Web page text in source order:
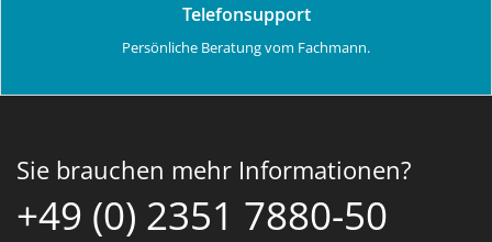
Telefonsupport
Persönliche Beratung vom Fachmann.
Sie brauchen mehr Informationen?
+49 (0) 2351 7880-50